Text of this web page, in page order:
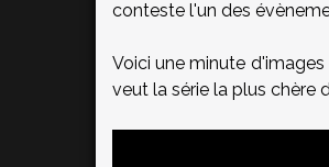
conteste l'un des
Voici une minute
veut la série la plus chère